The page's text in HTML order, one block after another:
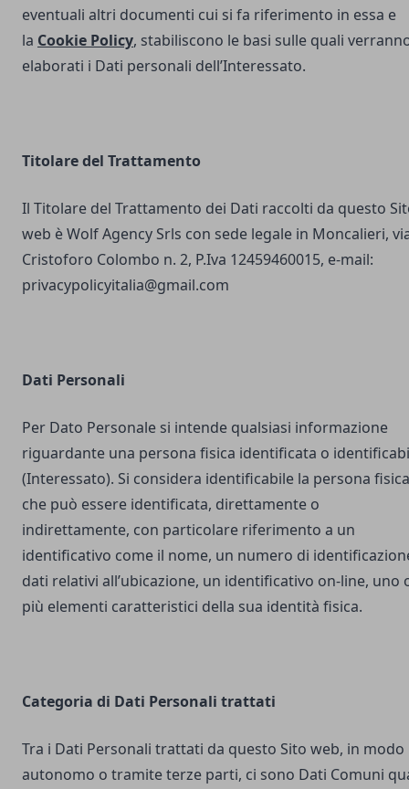
eventuali altri documenti cui si fa riferimento in essa e
la Cookie Policy, stabiliscono le basi sulle quali
elaborati i Dati personali dell’Interessato.
Titolare del Trattamento
Il Titolare del Trattamento dei Dati raccolti da questo
web è Wolf Agency Srls con sede legale in Moncalieri,
Cristoforo Colombo n. 2, P.Iva 12459460015, e-mail:
privacypolicyitalia@gmail.com
Dati Personali
Per Dato Personale si intende qualsiasi informazione
riguardante una persona fisica identificata o
(Interessato). Si considera identificabile la persona fisica
che può essere identificata, direttamente o
indirettamente, con particolare riferimento a un
identificativo come il nome, un numero di
dati relativi all’ubicazione, un identificativo on-line, uno
più elementi caratteristici della sua identità fisica.
Categoria di Dati Personali trattati
Tra i Dati Personali trattati da questo Sito web, in modo
autonomo o tramite terze parti, ci sono Dati Comuni